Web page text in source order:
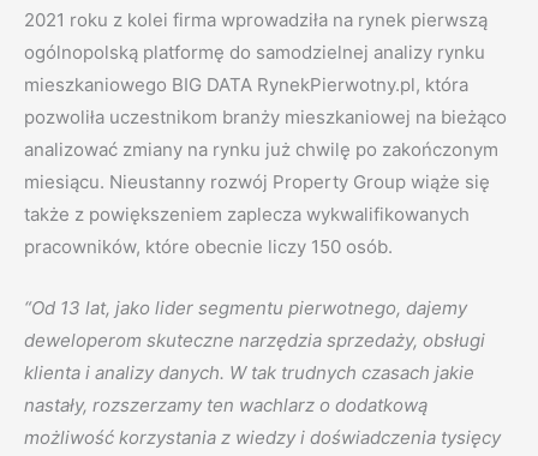
2021 roku z kolei firma wprowadziła na rynek pierwszą
ogólnopolską platformę do samodzielnej analizy rynku
mieszkaniowego BIG DATA RynekPierwotny.pl, która
pozwoliła uczestnikom branży mieszkaniowej na bieżąco
analizować zmiany na rynku już chwilę po zakończonym
miesiącu. Nieustanny rozwój Property Group wiąże się
także z powiększeniem zaplecza wykwalifikowanych
pracowników, które obecnie liczy 150 osób.
“Od 13 lat, jako lider segmentu pierwotnego, dajemy
deweloperom skuteczne narzędzia sprzedaży, obsługi
klienta i analizy danych. W tak trudnych czasach jakie
nastały, rozszerzamy ten wachlarz o dodatkową
możliwość korzystania z wiedzy i doświadczenia tysięcy